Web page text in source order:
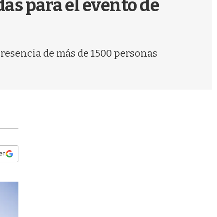
para el evento de
de más de 1500 personas